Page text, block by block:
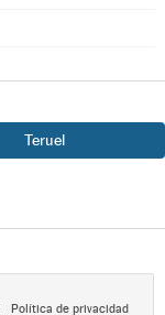
Teruel
Política de privacidad